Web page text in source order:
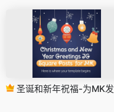
圣诞和新年祝福-为MK发行的IG广场帖子